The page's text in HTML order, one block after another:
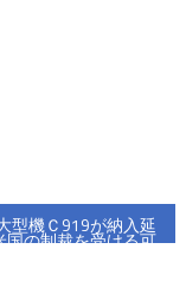
型機Ｃ919が納入延
の制裁を受ける可